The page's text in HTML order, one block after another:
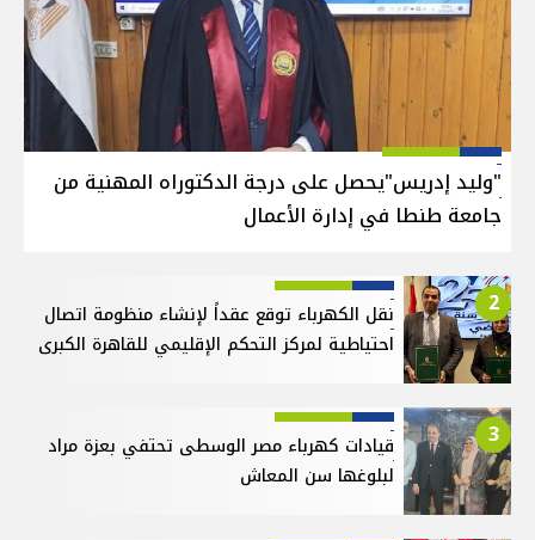
"وليد إدريس"يحصل على درجة الدكتوراه المهنية من
جامعة طنطا في إدارة الأعمال
2
نقل الكهرباء توقع عقداً لإنشاء منظومة اتصال
احتياطية لمركز التحكم الإقليمي للقاهرة الكبرى
3
قيادات كهرباء مصر الوسطى تحتفي بعزة مراد
لبلوغها سن المعاش